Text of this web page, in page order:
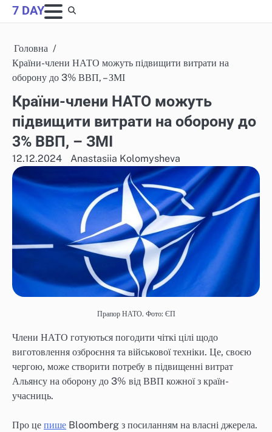
Skip
to
7 DAY
Головна
Країни-члени НАТО можуть підвищити витрати на
оборону до 3% ВВП, – ЗМІ
Країни-члени НАТО можуть
підвищити витрати на оборону до
3% ВВП, – ЗМІ
12.12.2024 Anastasiia Kolomysheva
Прапор НАТО. Фото: ЄП
Члени НАТО готуються погодити чіткі цілі щодо
виготовлення озброєння та військової техніки. Це, своєю
чергою, може створити потребу в підвищенні витрат
Альянсу на оборону до 3% від ВВП кожної з країн-
учасниць.
Про це пише Bloomberg з посиланням на власні джерела.